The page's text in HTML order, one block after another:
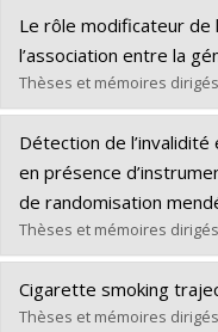
Diplômé(e) :Harnois-
Cycle :Doctorat
Diplôme obtenu :Ph.
Lien vers le document
Le rôle modificateur de
l’association entre la
Thèses et mémoires
Diplômé(e) : Naja,
Cycle :Maîtrise
Diplôme obtenu :M.
Lien vers le document
Détection de
en présence
de randomisation
Thèses et mémoires
Diplômé(e) :Boucher-
Cycle : Maîtrise
Cigarette smoking
Thèses et mémoires dirigés